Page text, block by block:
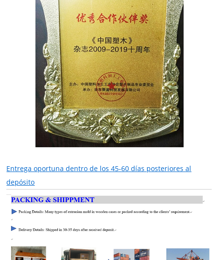
Entrega oportuna dentro de los 45-60 días posteriores al
depósito